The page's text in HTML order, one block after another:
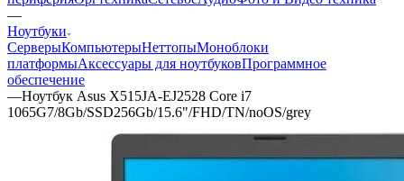
—
Ноутбуки
СерверыКомпьютерыНеттопыМоноблоки
платформыАксессуары для ноутбуковПрограммное
обеспечение
—Ноутбук Asus X515JA-EJ2528 Core i7
1065G7/8Gb/SSD256Gb/15.6"/FHD/TN/noOS/grey